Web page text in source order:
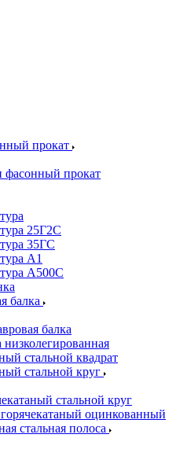
прокат
фасонный прокат
25Г2С
35ГС
А1
А500С
балка
балка
низколегированная
стальной квадрат
стальной круг
стальной круг
оцинкованный
стальная полоса